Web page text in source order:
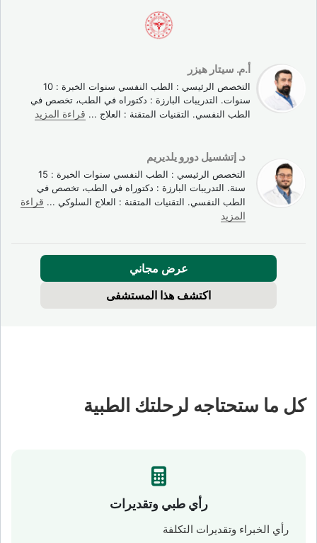
أ.م. سيتار هيزر
التخصص الرئيسي : الطب النفسي سنوات الخبرة : 10
سنوات. التدريبات البارزة : دكتوراه في الطب، تخصص في
الطب النفسي. التقنيات المتقنة : العلاج ... قراءة المزيد
د. إتشسيل دورو يلديريم
التخصص الرئيسي : الطب النفسي سنوات الخبرة : 15
سنة. التدريبات البارزة : دكتوراه في الطب، تخصص في
الطب النفسي. التقنيات المتقنة : العلاج السلوكي ... قراءة
المزيد
عرض مجاني
اكتشف هذا المستشفى
كل ما ستحتاجه لرحلتك الطبية
رأي طبي وتقديرات
رأي الخبراء وتقديرات التكلفة